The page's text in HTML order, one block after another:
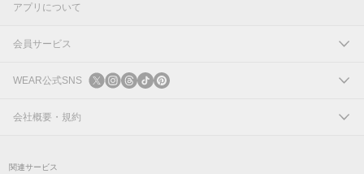
アプリについて
会員サービス
ログイン
新規会員登録
WEAR公式SNS
X
会社概要・規約
関連サービス